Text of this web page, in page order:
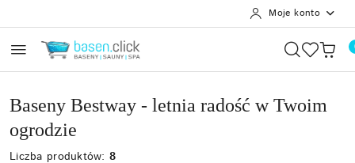
Moje konto
Baseny Bestway - letnia radość w Twoim
ogrodzie
Liczba produktów:8